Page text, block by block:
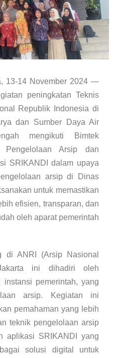
13-14 November 2024 —
peningkatan Teknis
Republik Indonesia di
dan Sumber Daya Air
mengikuti Bimtek
Pengelolaan Arsip dan
SRIKANDI dalam upaya
arsip di Dinas
untuk memastikan
efisien, transparan, dan
oleh aparat pemerintah
di ANRI (Arsip Nasional
ini dihadiri oleh
pemerintah, yang
arsip. Kegiatan ini
pemahaman yang lebih
teknik pengelolaan arsip
aplikasi SRIKANDI yang
solusi digital untuk